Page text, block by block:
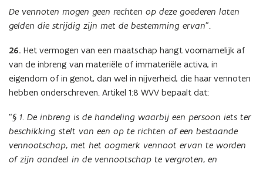
De vennoten mogen geen rechten op deze goederen laten
gelden die strijdig zijn met de bestemming ervan”.
26. Het vermogen van een maatschap hangt voornamelijk af
van de inbreng van materiële of immateriële activa, in
eigendom of in genot, dan wel in nijverheid, die haar vennoten
hebben onderschreven. Artikel 1:8 WVV bepaalt dat:
“§ 1. De inbreng is de handeling waarbij een persoon iets ter
beschikking stelt van een op te richten of een bestaande
vennootschap, met het oogmerk vennoot ervan te worden
of zijn aandeel in de vennootschap te vergroten, en